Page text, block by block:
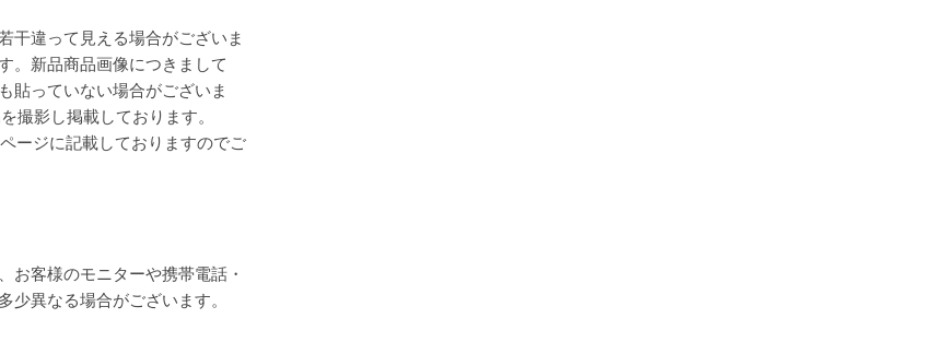
干違って見える場合がございま
。新品商品画像につきまして
貼っていない場合がございま
撮影し掲載しております。
ージに記載しておりますのでご
お客様のモニターや携帯電話・
少異なる場合がございます。